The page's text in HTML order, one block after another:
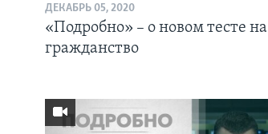
ДЕКАБРЬ 05, 2020
«Подробно» – о новом тесте на
гражданство